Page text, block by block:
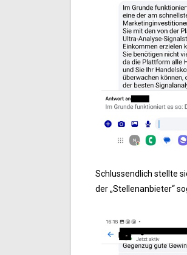
Schlussendlich stellte
der „Stellenanbieter“